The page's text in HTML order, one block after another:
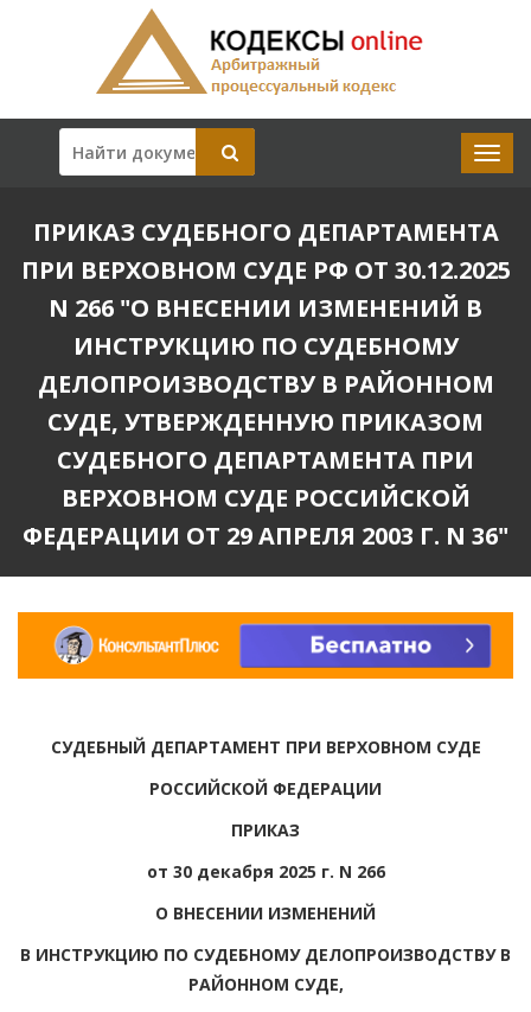
ПРИКАЗ СУДЕБНОГО ДЕПАРТАМЕНТА
ПРИ ВЕРХОВНОМ СУДЕ РФ ОТ 30.12.2025
N 266 "О ВНЕСЕНИИ ИЗМЕНЕНИЙ В
ИНСТРУКЦИЮ ПО СУДЕБНОМУ
ДЕЛОПРОИЗВОДСТВУ В РАЙОННОМ
СУДЕ, УТВЕРЖДЕННУЮ ПРИКАЗОМ
СУДЕБНОГО ДЕПАРТАМЕНТА ПРИ
ВЕРХОВНОМ СУДЕ РОССИЙСКОЙ
ФЕДЕРАЦИИ ОТ 29 АПРЕЛЯ 2003 Г. N 36"
СУДЕБНЫЙ ДЕПАРТАМЕНТ ПРИ ВЕРХОВНОМ СУДЕ
РОССИЙСКОЙ ФЕДЕРАЦИИ
ПРИКАЗ
от 30 декабря 2025 г. N 266
О ВНЕСЕНИИ ИЗМЕНЕНИЙ
В ИНСТРУКЦИЮ ПО СУДЕБНОМУ ДЕЛОПРОИЗВОДСТВУ В
РАЙОННОМ СУДЕ,